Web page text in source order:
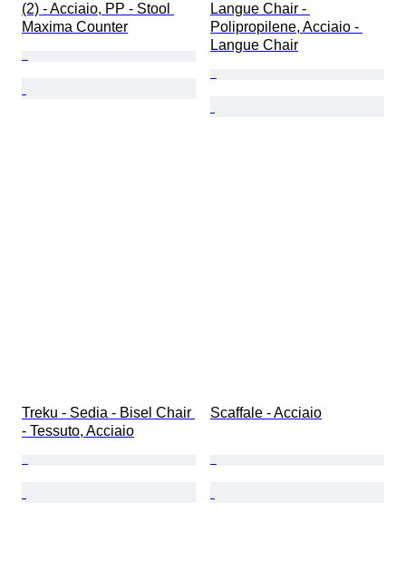
(2) - Acciaio, PP - Stool
Maxima Counter
Langue Chair -
Polipropilene, Acciaio -
Langue Chair
Treku - Sedia - Bisel Chair
- Tessuto, Acciaio
Scaffale - Acciaio